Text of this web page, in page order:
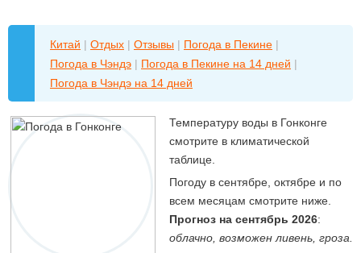
Китай | Отдых | Отзывы | Погода в Пекине |
Погода в Чэндэ | Погода в Пекине на 14 дней |
Погода в Чэндэ на 14 дней
Температуру воды в Гонконге
смотрите в климатической
таблице.
Погоду в сентябре, октябре и по
всем месяцам смотрите ниже.
Прогноз на сентябрь 2026:
облачно, возможен ливень, гроза.